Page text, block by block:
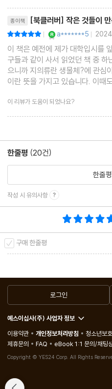
할
종이책 [북클러버] 작은 것들이
| a*******5 |
이 책은 예전에 제가 대학입시를
구들과 같이 사서 읽었던 책 중 하
으니까 지의류란 생물체?에 관심
이란 뜻을 가지고 있습니다. 이때
않을까 해서 열심히 지의류를 조
다. 지의류란 뭘까요. 대학에 오면
이 리뷰가 도움이 되었나요?
한줄평 (20건)
한줄
작성 시 유의사항
구매 한줄평
로그인
예스이십사(주) 사업자 정보
이용약관
개인정보처리방침
청소년보
제휴문의
FAQ eBook 1:1 문의/채팅
Copyright © YES24 Corp. All Rights